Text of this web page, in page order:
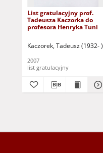
List gratulacyjny prof.
Tadeusza Kaczorka do
profesora Henryka Tuni
Kaczorek, Tadeusz (1932- )
2007
list gratulacyjny